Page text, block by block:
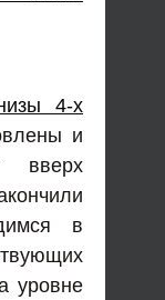
4-х
и
вверх
в
уровне